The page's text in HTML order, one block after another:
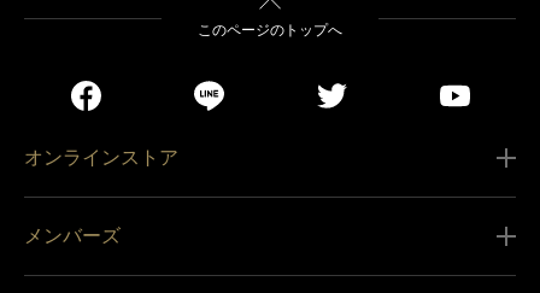
このページのトップへ
オンラインストア
メンバーズ